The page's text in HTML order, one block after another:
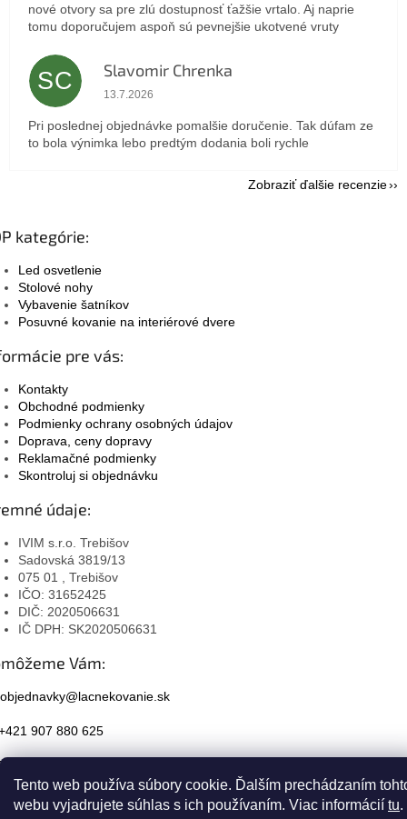
Tento web používa súbory cookie. Ďalším prechádzaním
webu vyjadrujete súhlas s ich používaním. Viac informácií tu.
nové otvory sa pre zlú dostupnosť ťažšie vrtalo. Aj naprie
tomu doporučujem aspoň sú pevnejšie ukotvené vruty
SC Slavomir Chrenka
Hodnotenie obchodu je 5 z 5 hviezdičiek.
13.7.2026
Pri poslednej objednávke pomalšie doručenie. Tak dúfam ze
to bola výnimka lebo predtým dodania boli rychle
Zobraziť ďalšie recenzie
kategórie:
Led osvetlenie
Stolové nohy
Vybavenie šatníkov
Posuvné kovanie na interiérové dvere
pre vás:
Kontakty
Obchodné podmienky
Podmienky ochrany osobných údajov
Doprava, ceny dopravy
Reklamačné podmienky
Skontroluj si objednávku
údaje:
IVIM s.r.o. Trebišov
Sadovská 3819/13
075 01 , Trebišov
IČO: 31652425
DIČ: 2020506631
IČ DPH: SK2020506631
Vám:
objednavky@lacnekovanie.sk
907 880 625